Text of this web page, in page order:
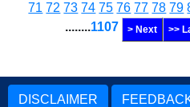
71 72 73 74 75 76 77 78 79
........1107 > Next >>
DISCLAIMER